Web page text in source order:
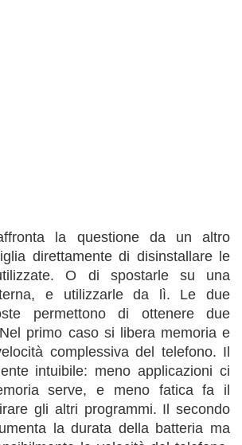
la questione da un altro
direttamente di disinstallare le
O di spostarle su una
e utilizzarle da lì. Le due
permettono di ottenere due
primo caso si libera memoria e
complessiva del telefono. Il
intuibile: meno applicazioni ci
serve, e meno fatica fa il
gli altri programmi. Il secondo
la durata della batteria ma